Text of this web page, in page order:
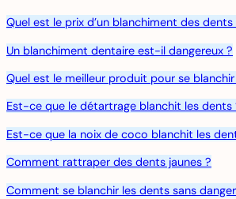
Quel est le prix d’un blanchiment des dents
Un blanchiment dentaire est-il dangereux ?
Quel est le meilleur produit pour se
Est-ce que le détartrage blanchit les dents
Est-ce que la noix de coco blanchit les
Comment rattraper des dents jaunes ?
Comment se blanchir les dents sans